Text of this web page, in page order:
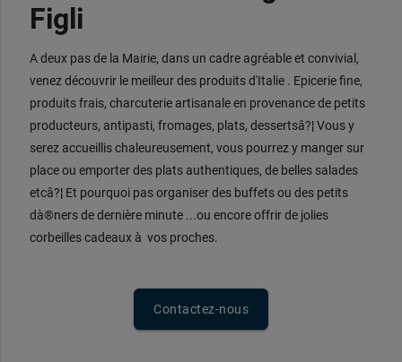
Figli
A deux pas de la Mairie, dans un cadre agréable et convivial,
venez découvrir le meilleur des produits d'Italie . Epicerie fine,
produits frais, charcuterie artisanale en provenance de petits
producteurs, antipasti, fromages, plats, dessertsâ?¦ Vous y
serez accueillis chaleureusement, vous pourrez y manger sur
place ou emporter des plats authentiques, de belles salades
etcâ?¦ Et pourquoi pas organiser des buffets ou des petits
dà®ners de dernière minute ...ou encore offrir de jolies
corbeilles cadeaux à vos proches.
Contactez-nous